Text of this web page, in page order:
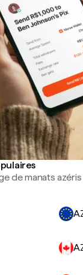
de manats